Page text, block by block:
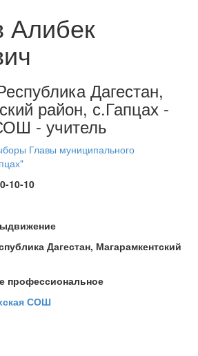
Алибек
Дагестан,
район, с.Гапцах -
- учитель
Главы муниципального
10-10
Дагестан, Магарамкентский
профессиональное
СОШ